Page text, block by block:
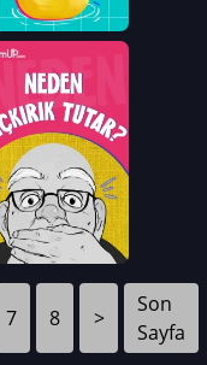
7 8 >
Son
Sayfa